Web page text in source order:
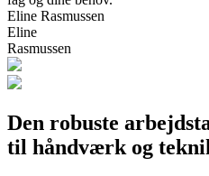
Eline Rasmussen
Eline
Rasmussen
Den robuste
til håndværk og